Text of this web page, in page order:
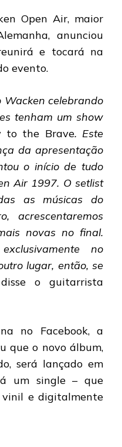
Open Air, maior
anunciou
e tocará na
evento.
Wacken celebrando
tenham um show
to the Brave. Este
da apresentação
o início de tudo
Air 1997. O setlist
as músicas do
acrescentaremos
novas no final.
no
lugar, então, se
o guitarrista
no Facebook, a
que o novo álbum,
será lançado em
um single – que
vinil e digitalmente